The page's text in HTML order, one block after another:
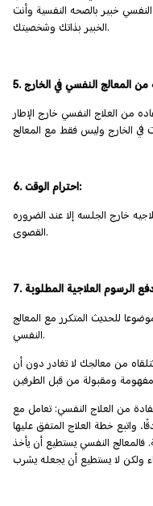
خبير بالصحه النفسية وأنت
الخبير بذاتك وشخصيتك.
من العلاج النفسي خارج الإطار
6. احترام الوقت:
خارج الجلسه إلا عند الضروره
القصوى.
للحديث المتكرر مع المعالج
النفسي.
من معالجك لا تغادر دون أن
من العلاج النفسي: تعامل مع
واتبع خطة العلاج المتفق عليها
فالمعالج النفسي يستطيع أن يأخذ